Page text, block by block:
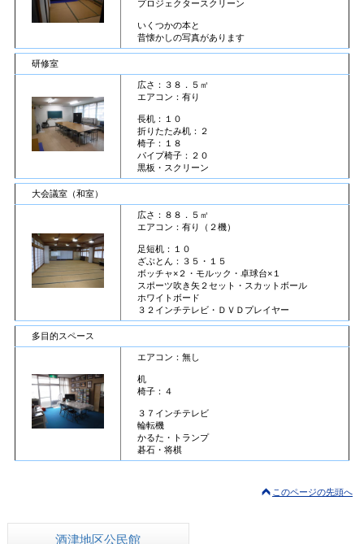
プロジェクタースクリーン
いくつかの本と
昔懐かしの写真があります
研修室
広さ：３８．５㎡
エアコン：有り
長机：１０
折りたたみ机：２
椅子：１８
パイプ椅子：２０
黒板・スクリーン
大会議室（和室）
広さ：８８．５㎡
エアコン：有り（２機）
足短机：１０
ざぶとん：３５・１５
ボッチャ×２・モルック・卓球台×１
スポーツ吹き矢２セット・スカットボール
ホワイトボード
３２インチテレビ・ＤＶＤプレイヤー
多目的スペース
エアコン：無し
机
椅子：４
３７インチテレビ
輪転機
かるた・トランプ
碁石・将棋
このページの先頭へ
酒津地区公民館